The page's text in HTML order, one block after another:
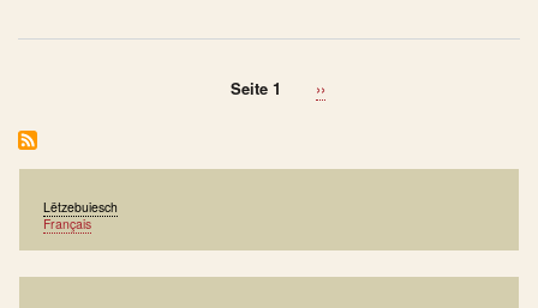
Seite 1 Nächste Seite
››
Lëtzebuiesch
Français